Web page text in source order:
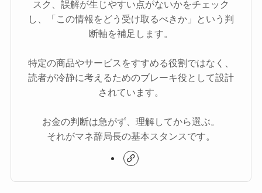
スク、誤解が生じやすい点がないかをチェック
し、「この情報をどう受け取るべきか」という判
断軸を補足します。
特定の商品やサービスをすすめる役割ではなく、
読者が冷静に考えるためのブレーキ役として設計
されています。
お金の判断は急がず、理解してから選ぶ。
それがマネ辞局長の基本スタンスです。